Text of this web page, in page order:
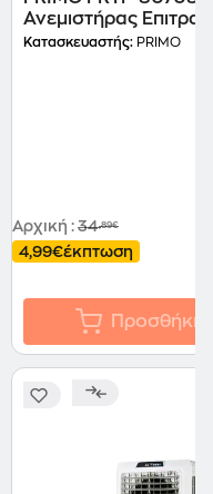
Ανεμιστήρας
50 W 40 cm
Κατασκευαστής: PRIMO
Αρχική : 34,89€
4,99€έκπτωση
Προσθήκη